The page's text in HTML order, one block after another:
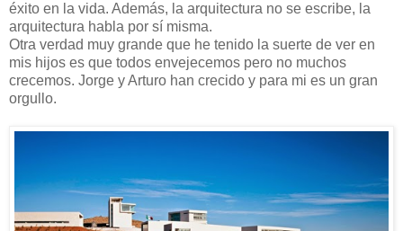
éxito en la vida. Además, la arquitectura no se escribe, la
arquitectura habla por sí misma.
Otra verdad muy grande que he tenido la suerte de ver en
mis hijos es que todos envejecemos pero no muchos
crecemos. Jorge y Arturo han crecido y para mi es un gran
orgullo.